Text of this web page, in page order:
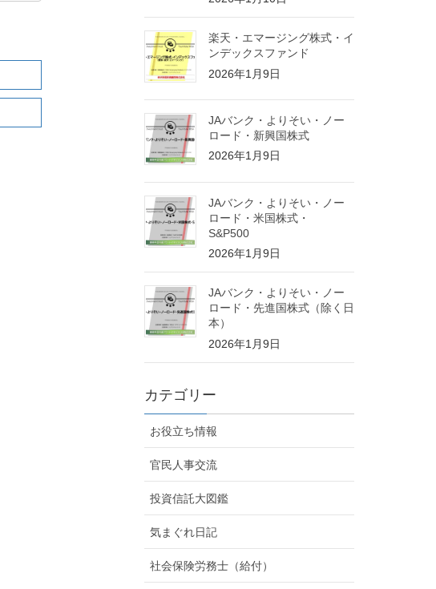
楽天・エマージング株式・イ
ンデックスファンド
2026年1月9日
JAバンク・よりそい・ノー
ロード・新興国株式
2026年1月9日
JAバンク・よりそい・ノー
ロード・米国株式・
S&P500
2026年1月9日
JAバンク・よりそい・ノー
ロード・先進国株式（除く日
本）
2026年1月9日
カテゴリー
お役立ち情報
官民人事交流
投資信託大図鑑
気まぐれ日記
社会保険労務士（給付）